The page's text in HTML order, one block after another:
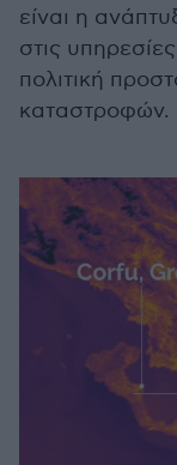
είναι η
στις
πολιτική
καταστροφών.